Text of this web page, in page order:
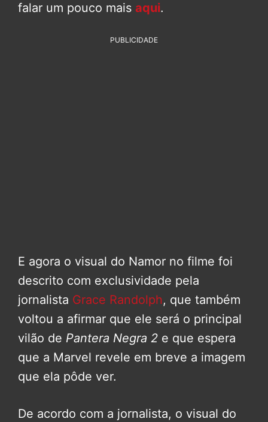
falar um pouco mais aqui.
PUBLICIDADE
E agora o visual do Namor no filme foi
descrito com exclusividade pela
jornalista Grace Randolph, que também
voltou a afirmar que ele será o principal
vilão de Pantera Negra 2 e que espera
que a Marvel revele em breve a imagem
que ela pôde ver.
De acordo com a jornalista, o visual do